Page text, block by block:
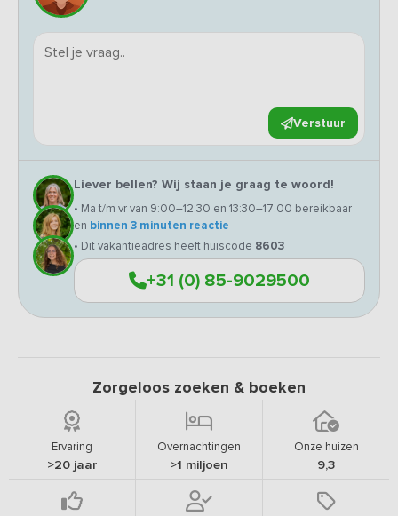
Verstuur
Liever bellen? Wij staan je graag te woord!
• Ma t/m vr van 9:00–12:30 en 13:30–17:00 bereikbaar
en binnen 3 minuten reactie
• Dit vakantieadres heeft huiscode 8603
+31 (0) 85-9029500
Zorgeloos zoeken & boeken
Ervaring
>20 jaar
Overnachtingen
>1 miljoen
Onze huizen
9,3